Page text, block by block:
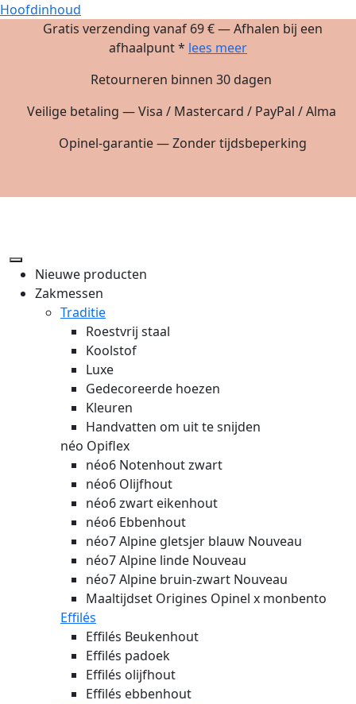
Hoofdinhoud
Gratis verzending vanaf 69 € — Afhalen bij een
afhaalpunt * lees meer
Retourneren binnen 30 dagen
Veilige betaling — Visa / Mastercard / PayPal / Alma
Opinel-garantie — Zonder tijdsbeperking
Nieuwe producten
Zakmessen
Traditie
Roestvrij staal
Koolstof
Luxe
Gedecoreerde hoezen
Kleuren
Handvatten om uit te snijden
néo Opiflex
néo6 Notenhout zwart
néo6 Olijfhout
néo6 zwart eikenhout
néo6 Ebbenhout
néo7 Alpine gletsjer blauw Nouveau
néo7 Alpine linde Nouveau
néo7 Alpine bruin-zwart Nouveau
Maaltijdset Origines Opinel x monbento
Effilés
Effilés Beukenhout
Effilés padoek
Effilés olijfhout
Effilés ebbenhout